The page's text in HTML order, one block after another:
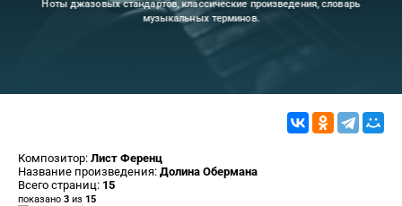
Ноты джазовых стандартов, классические произведения, словарь
музыкальных терминов.
Композитор: Лист Ференц
Название произведения: Долина Обермана
Всего страниц: 15
показано 3 из 15